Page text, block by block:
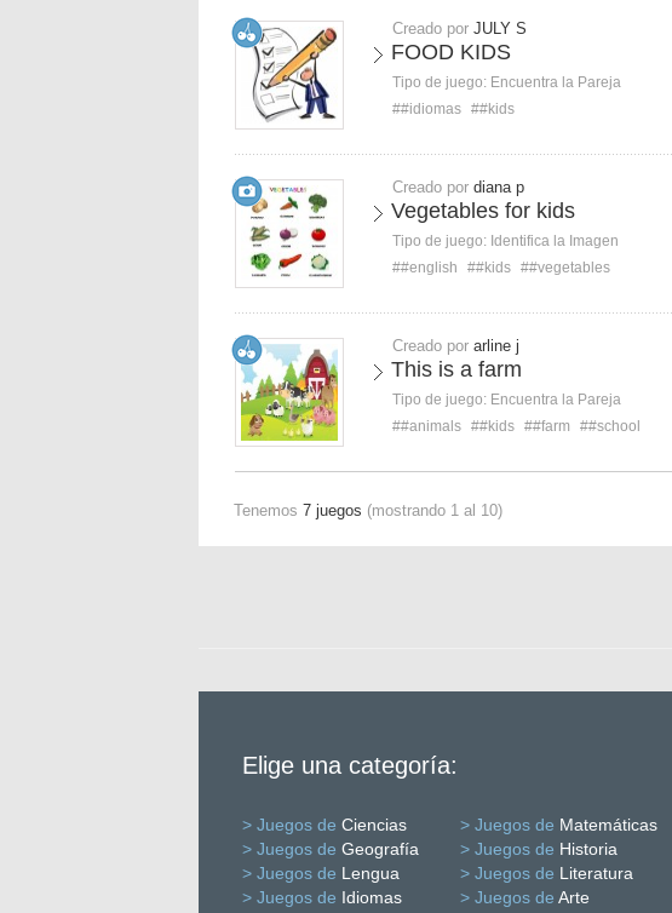
Creado por JULY S
FOOD KIDS
Tipo de juego: Encuentra la Pareja
##idiomas ##kids
Creado por diana p
Vegetables for kids
Tipo de juego: Identifica la Imagen
##english
##kids ##vegetables
Creado por arline j
This is a farm
Tipo de juego: Encuentra la Pareja
##animals ##kids ##farm ##school
Tenemos 7 juegos (mostrando 1 al 10)
Elige una categoría:
> Juegos de Ciencias > Juegos de Matemáticas
> Juegos de Geografía > Juegos de Historia
> Juegos de Lengua > Juegos de Literatura
> Juegos de Idiomas > Juegos de Arte